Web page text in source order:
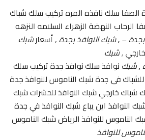
سلك نافذه المره تركيب سلك شباك
الرحاب النهضة الزهراء السلامه النزهه
بجدة– ,شبك النوافذ بجدة, أسعارشبك
خارجي ,شبك
,شبك نوافذ سلك نوافذ جدة تركيب سلك
فى جدة شبك الناموس للنوافذ جدة
خارجي شبك النوافذ للحشرات شبك
النوافذ اين يباع شبك النوافذ في جدة
الناموس للنوافذ الرياض شبك الناموس
للنوافذ